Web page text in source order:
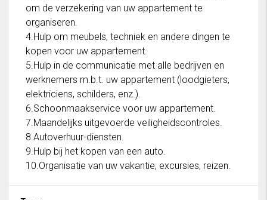
om de verzekering van uw appartement te
organiseren.
4.Hulp om meubels, techniek en andere dingen te
kopen voor uw appartement.
5.Hulp in de communicatie met alle bedrijven en
werknemers m.b.t. uw appartement (loodgieters,
elektriciens, schilders, enz.).
6.Schoonmaakservice voor uw appartement.
7.Maandelijks uitgevoerde veiligheidscontroles.
8.Autoverhuur-diensten.
9.Hulp bij het kopen van een auto.
10.Organisatie van uw vakantie, excursies, reizen.